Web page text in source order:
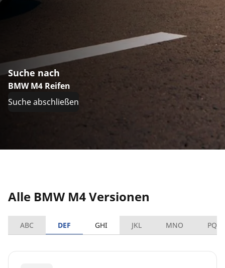
Suche nach
BMW M4 Reifen
Suche abschließen
Alle BMW M4 Versionen
ABC DEF GHI JKL MNO PQRS